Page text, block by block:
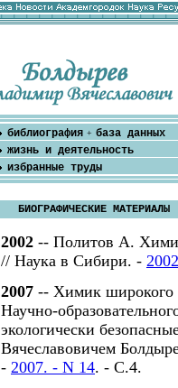
библиография + база данных
жизнь и деятельность
избранные труды
БИОГРАФИЧЕСКИЕ МАТЕРИАЛЫ
2002 -- Политов А.
// Наука в Сибири. -
2007 -- Химик широкого
Научно-
экологически
Вячеславовичем
- 2007. - N 14. - С.4.